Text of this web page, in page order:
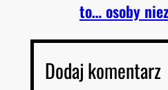
to… osoby
Dodaj komentarz